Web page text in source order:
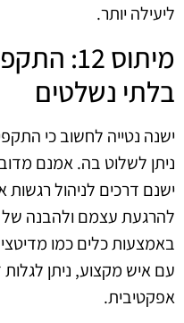
ליעילה יותר.
מיתוס
בלתי נשלטים
ישנה נטייה לחשוב כי
ניתן לשלוט בה. אמנם
ישנם דרכים לניהול רגשות
להרגעת עצמם ולהבנה
באמצעות כלים כמו
עם איש מקצוע, ניתן לגלות
אפקטיבית.